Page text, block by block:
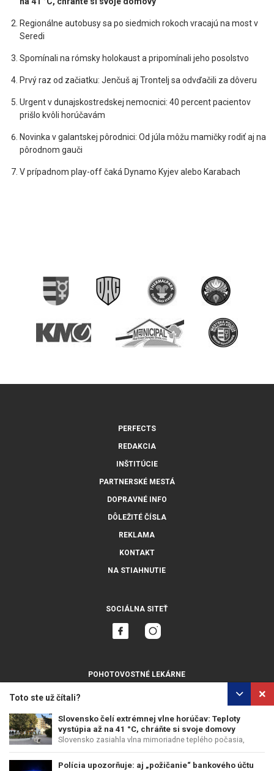
Toto ste už čítali?
Slovensko čelí extrémnej vlne horúčav: Teploty
vystúpia až na 41 °C, chráňte si svoje domovy
Slovensko zasiahla vlna mimoriadne teplého počasia,
ktorá...
Polícia upozorňuje: aj „požičanie“ bankového účtu
Regionálne autobusy sa po siedmich rokoch vracajú na most v
Seredi
Spomínali na rómsky holokaust a pripomínali jeho posolstvo
Prvý raz od začiatku: Jenčuš aj Trontelj sa odvďačili za dôveru
Urgent v dunajskostredskej nemocnici: 40 percent pacientov
prišlo kvôli horúčavám
Novinka v galantskej pôrodnici: Od júla môžu mamičky rodiť aj na
pôrodnom gauči
V prípadnom play-off čaká Dynamo Kyjev alebo Karabach
PERFECTS
REDAKCIA
INŠTITÚCIE
PARTNERSKÉ MESTÁ
DOPRAVNÉ INFO
DÔLEŽITÉ ČÍSLA
REKLAMA
KONTAKT
NA STIAHNUTIE
SOCIÁLNA SITEŤ
POHOTOVOSTNÉ LEKÁRNE
OCHRANA OSOBNÝCH ÚDAJOV POUŽÍVANIE COOKIES
COPYRIGHT © PERFECTS, A.S. WEB DESIGN:EPIX MEDIA